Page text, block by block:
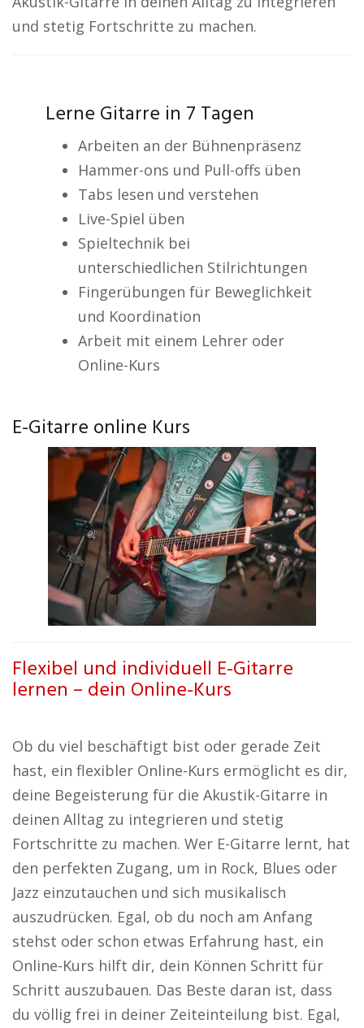
und stetig Fortschritte zu machen.
Lerne Gitarre in 7 Tagen
Arbeiten an der Bühnenpräsenz
Hammer-ons und Pull-offs üben
Tabs lesen und verstehen
Live-Spiel üben
Spieltechnik bei
unterschiedlichen Stilrichtungen
Fingerübungen für Beweglichkeit
und Koordination
Arbeit mit einem Lehrer oder
Online-Kurs
E-Gitarre online Kurs
Flexibel und individuell E-Gitarre
lernen – dein Online-Kurs
Ob du viel beschäftigt bist oder gerade Zeit
hast, ein flexibler Online-Kurs ermöglicht es dir,
deine Begeisterung für die Akustik-Gitarre in
deinen Alltag zu integrieren und stetig
Fortschritte zu machen. Wer E-Gitarre lernt, hat
den perfekten Zugang, um in Rock, Blues oder
Jazz einzutauchen und sich musikalisch
auszudrücken. Egal, ob du noch am Anfang
stehst oder schon etwas Erfahrung hast, ein
Online-Kurs hilft dir, dein Können Schritt für
Schritt auszubauen. Das Beste daran ist, dass
du völlig frei in deiner Zeiteinteilung bist. Egal,